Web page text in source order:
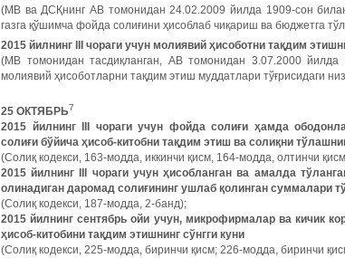
(МВ ва ДСҚнинг АВ томонидан 24.02.2009 йилда 1909-сон
газга қўшимча фойда солиғини ҳисоблаб чиқариш ва бюджетга
2015 йилнинг III чораги учун молиявий ҳисоботни тақдим
(МВ томонидан тасдиқланган, АВ томонидан 3.07.2000 йилда
молиявий ҳисоботларни тақдим этиш муддатлари тўғрисидаги
25 ОКТЯБРЬ7
2015 йилнингIII чораги учун фойда солиғи ҳамда
солиғи бўйича ҳисоб-китобни тақдим этиш ва солиқни
(Солиқ кодекси, 163-модда, иккинчи қисм, 164-модда, олтинчи
2015йилнинг чораги учун ҳисобланган ва амалда
олинадиган даромад солиғининг ушлаб қолинган суммалари
(Солиқ кодекси, 187-модда, 2-банд);
2015 йилнинг сентябрь ойи учун, микрофирмалар ва кичик
ҳисоб-китобини тақдим этишнинг сўнгги куни
(Солиқ кодекси, 225-модда, биринчи қисм; 226-модда, биринчи